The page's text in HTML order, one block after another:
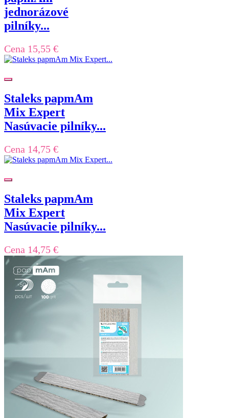
jednorázové
pilníky...
Cena 15,55 €
Staleks papmAm
Mix Expert
Nasúvacie pilníky...
Cena 14,75 €
Staleks papmAm
Mix Expert
Nasúvacie pilníky...
Cena 14,75 €